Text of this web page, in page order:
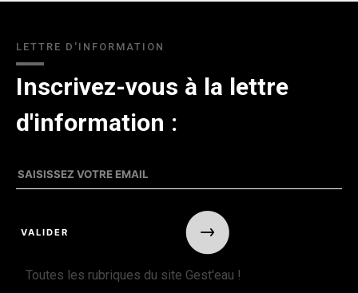
LETTRE D'INFORMATION
Inscrivez-vous à la lettre
d'information :
Toutes les rubriques du site Gest'eau !